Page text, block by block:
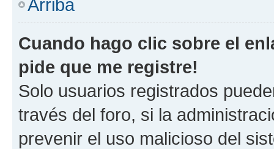
Arriba
Cuando hago clic sobre el
pide que me registre!
Solo usuarios registrados
través del foro, si la
prevenir el uso malicioso del